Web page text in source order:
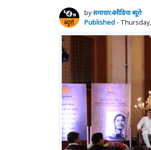
byसमाचार4मीडिया ब्यूरो
Published -